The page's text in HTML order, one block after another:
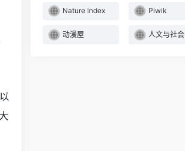
Nature Index Piwik
动漫屋 人文与社会